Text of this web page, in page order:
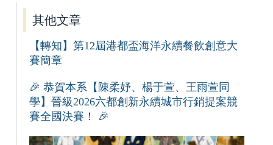
其他文章
【轉知】第12屆港都盃海洋永續餐飲創意大
賽簡章
🎉 恭賀本系【陳柔妤、楊于萱、王雨萱同
學】晉級2026六都創新永續城市行銷提案競
賽全國決賽！ 🎉